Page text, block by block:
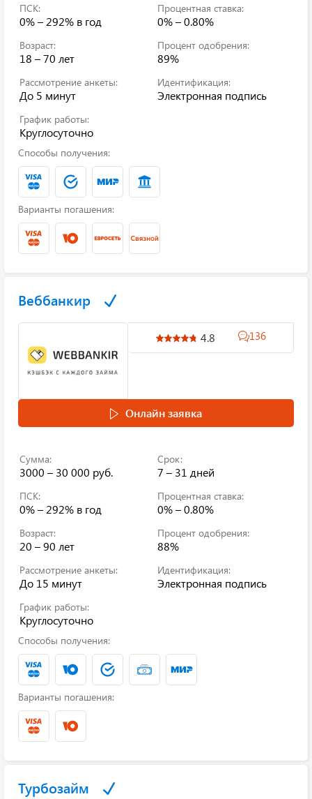
ПСК:
0% – 292% в год
Процентная ставка:
0% – 0.80%
Возраст:
18 – 70 лет
Процент одобрения:
89%
Рассмотрение анкеты:
До 5 минут
Идентификация:
Электронная подпись
График работы:
Круглосуточно
Способы получения:
Варианты погашения:
Веббанкир
4.8 136
Онлайн заявка
Сумма:
3000 – 30 000 руб.
Срок:
7 – 31 дней
ПСК:
0% – 292% в год
Процентная ставка:
0% – 0.80%
Возраст:
20 – 90 лет
Процент одобрения:
88%
Рассмотрение анкеты:
До 15 минут
Идентификация:
Электронная подпись
График работы:
Круглосуточно
Способы получения:
Варианты погашения:
Турбозайм